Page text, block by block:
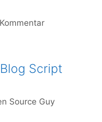
Script
Source Guy